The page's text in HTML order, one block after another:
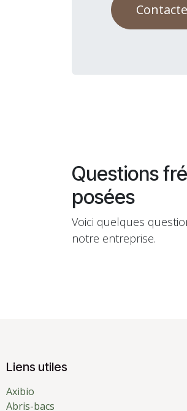
Questions
posées
Voici quelques
notre entreprise.
Liens utiles
Axibio
Abris-bacs